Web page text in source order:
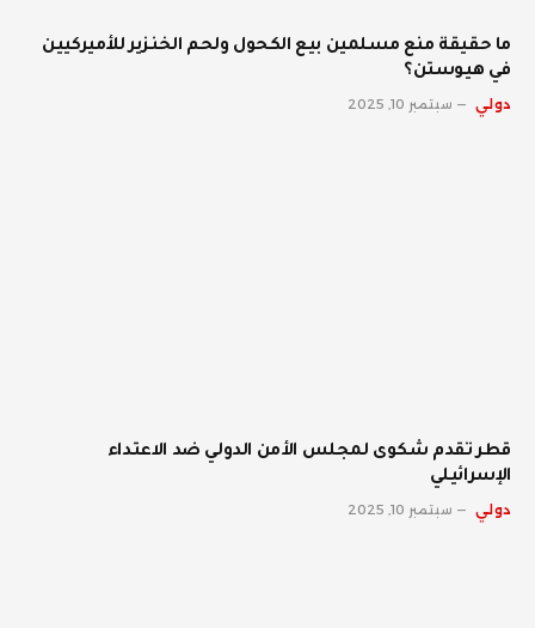
ما حقيقة منع مسلمين بيع الكحول ولحم الخنزير للأميركيين
في هيوستن؟
دولي سبتمبر 10, 2025
قطر تقدم شكوى لمجلس الأمن الدولي ضد الاعتداء
الإسرائيلي
دولي سبتمبر 10, 2025